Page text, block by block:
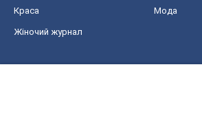
Краса Мода
Жіночий журнал